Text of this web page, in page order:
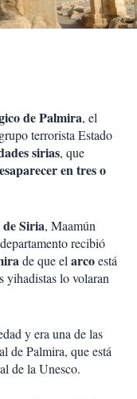
de Palmira, el
grupo terrorista Estado
sirias, que
en tres o
Siria, Maamún
recibió
de que el arcoestá
yihadistas lo volaran
y era una de las
de Palmira, que está
de la Unesco.